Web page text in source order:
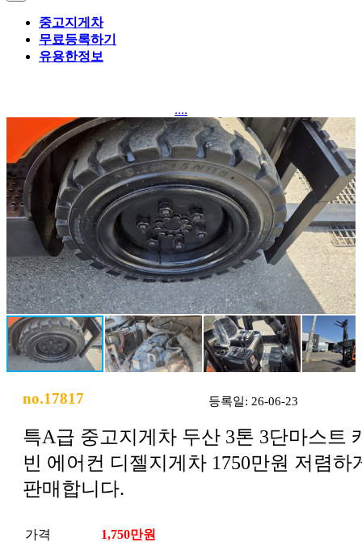
중고지게차
무료등록하기
유용한정보
....
no.17817 등록일: 26-06-23
특A급 중고지게차 두산 3톤 3단마스트
빈 에어컨 디젤지게차 1750만원 저렴하
판매합니다.
가격 1,750만원